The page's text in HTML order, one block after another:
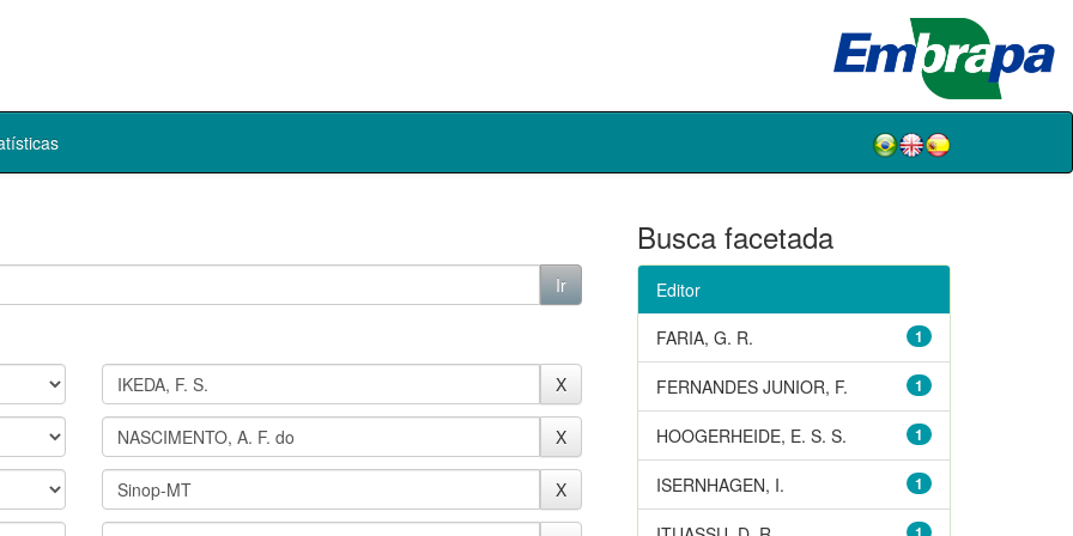
Busca facetada
Editor
1
FARIA, G. R.
1
FERNANDES JUNIOR, F.
1
HOOGERHEIDE, E. S. S.
1
ISERNHAGEN, I.